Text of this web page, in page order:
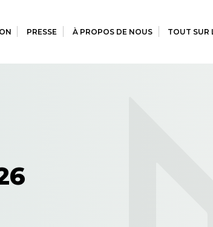
PRESSE À PROPOS DE NOUS TOUT SUR